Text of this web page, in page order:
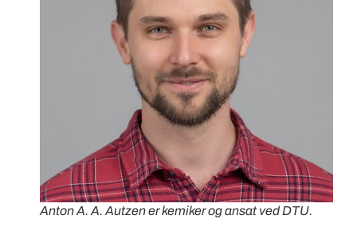
Anton A. A. Autzen er kemiker og ansat ved DTU.